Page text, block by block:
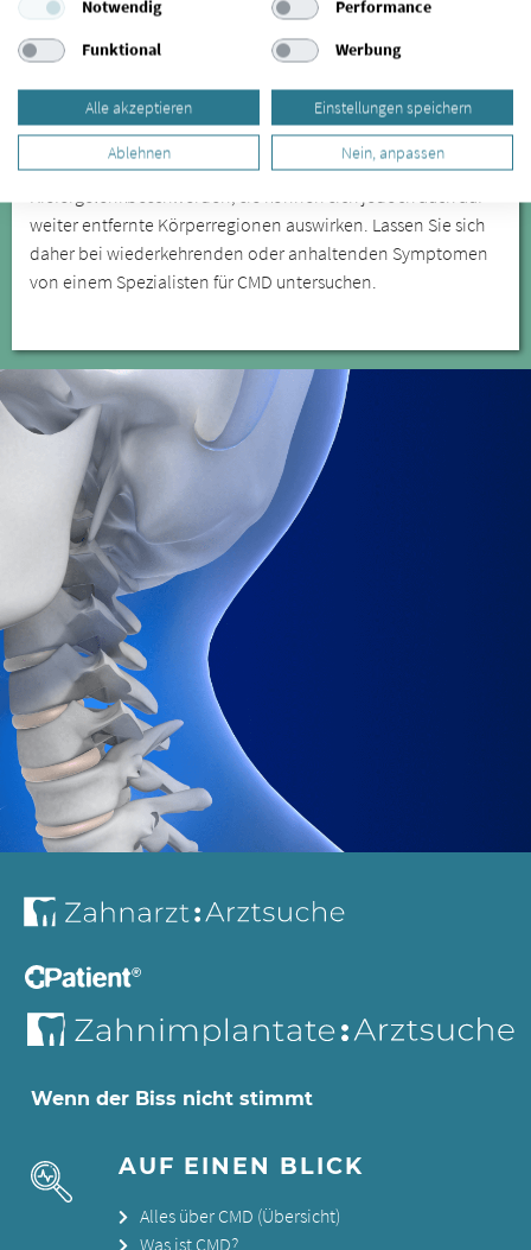
unter anderem Kieferknacken und Zähneknirschen, die Sie in
Aachen Burtscheid behandeln lassen können. Besonders das
nächtliche Zähneknirschen führt zu Verspannungen und zu
Zahnabrieb. Eine weitere Folge des Zähneknirschens
können freiliegende Zahnhälse sein.
Kieferfehlstellungen sind die Ursache für
Kiefergelenkbeschwerden, sie können sich jedoch auch auf
weiter entfernte Körperregionen auswirken. Lassen Sie sich
daher bei wiederkehrenden oder anhaltenden Symptomen
von einem Spezialisten für CMD untersuchen.
Notwendig
Performance
Funktional
Werbung
Alle akzeptieren Einstellungen speichern
Ablehnen Nein, anpassen
Wenn der Biss nicht stimmt
AUF EINEN BLICK
Alles über CMD (Übersicht)
Was ist CMD?